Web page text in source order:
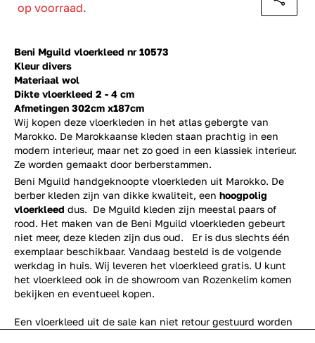
Beni Mguild vloerkleed nr 10573
Kleur divers
Materiaal wol
Dikte vloerkleed 2 - 4 cm
Afmetingen 302cm x187cm
Wij kopen deze vloerkleden in het atlas gebergte van
Marokko. De Marokkaanse kleden staan prachtig in een
modern interieur, maar net zo goed in een klassiek interieur.
Ze worden gemaakt door berberstammen.
op voorraad.
Beni Mguild handgeknoopte vloerkleden uit Marokko. De
berber kleden zijn van dikke kwaliteit, een hoogpolig
vloerkleed dus. De Mguild kleden zijn meestal paars of
rood. Het maken van de Beni Mguild vloerkleden gebeurt
niet meer, deze kleden zijn dus oud. Er is dus slechts één
exemplaar beschikbaar. Vandaag besteld is de volgende
werkdag in huis. Wij leveren het vloerkleed gratis. U kunt
het vloerkleed ook in de showroom van Rozenkelim komen
bekijken en eventueel kopen.
Een vloerkleed uit de sale kan niet retour gestuurd worden